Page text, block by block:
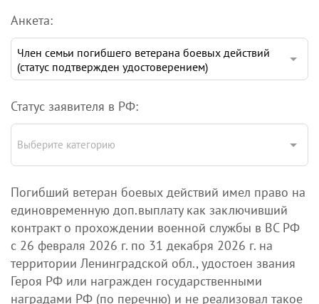
Анкета:
Член семьи погибшего ветерана боевых действий
(статус подтвержден удостоверением)
Статус заявителя в РФ:
Выберите категорию
Погибший ветеран боевых действий имел право на
единовременную доп.выплату как заключивший
контракт о прохождении военной службы в ВС РФ
с 26 февраля 2026 г. по 31 декабря 2026 г. на
территории Ленинградской обл., удостоен звания
Героя РФ или награжден государственными
наградами РФ (по перечню) и не реализовал такое